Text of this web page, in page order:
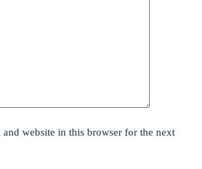
and website in this browser for the next